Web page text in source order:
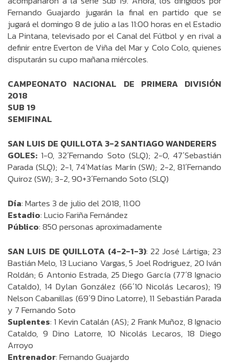
Fernando Guajardo jugarán la final en partido que se
jugará el domingo 8 de julio a las 11:00 horas en el Estadio
La Pintana, televisado por el Canal del Fútbol y en rival a
definir entre Everton de Viña del Mar y Colo Colo, quienes
disputarán su cupo mañana miércoles.
CAMPEONATO NACIONAL DE PRIMERA DIVISIÓN
2018
SUB 19
SEMIFINAL
SAN LUIS DE QUILLOTA 3-2 SANTIAGO WANDERERS
GOLES: 1-0, 32´Fernando Soto (SLQ); 2-0, 47´Sebastián
Parada (SLQ); 2-1, 74´Matías Marín (SW); 2-2, 81´Fernando
Quiroz (SW); 3-2, 90+3´Fernando Soto (SLQ)
Día: Martes 3 de julio del 2018, 11:00
Estadio: Lucio Fariña Fernández
Público: 850 personas aproximadamente
SAN LUIS DE QUILLOTA (4-2-1-3): 22 José Lártiga; 23
Bastián Melo, 13 Luciano Vargas, 5 Joel Rodriguez, 20 Iván
Roldán; 6 Antonio Estrada, 25 Diego García (77´8 Ignacio
Cataldo), 14 Dylan González (66´10 Nicolás Lecaros); 19
Nelson Cabanillas (69´9 Dino Latorre), 11 Sebastián Parada
y 7 Fernando Soto
Suplentes: 1 Kevin Catalán (AS); 2 Frank Muñoz, 8 Ignacio
Cataldo, 9 Dino Latorre, 10 Nicolás Lecaros, 18 Diego
Arroyo
Entrenador: Fernando Guajardo